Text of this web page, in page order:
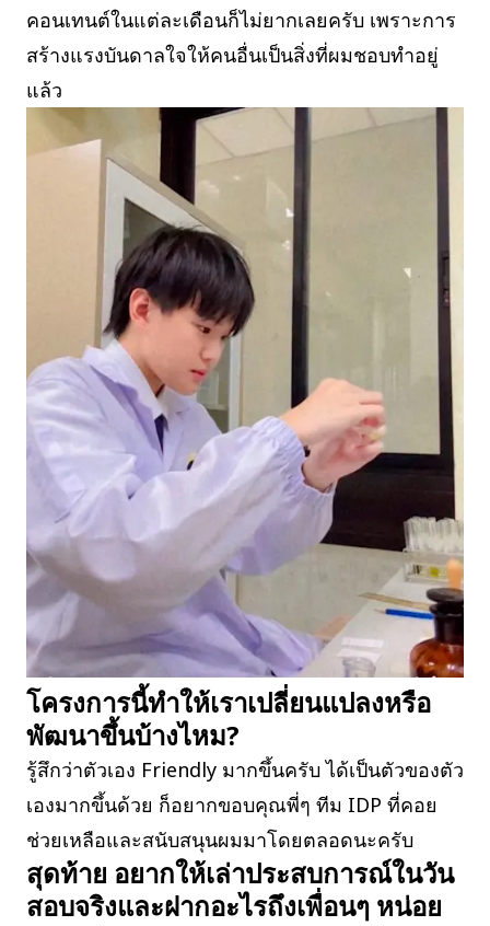
คอนเทนต์ในแต่ละเดือนก็ไม่ยากเลยครับ เพราะการ
สร้างแรงบันดาลใจให้คนอื่นเป็นสิ่งที่ผมชอบทำอยู่
แล้ว
โครงการนี้ทำให้เราเปลี่ยนแปลงหรือ
พัฒนาขึ้นบ้างไหม?
รู้สึกว่าตัวเอง Friendly มากขึ้นครับ ได้เป็นตัวของตัว
เองมากขึ้นด้วย ก็อยากขอบคุณพี่ๆ ทีม IDP ที่คอย
ช่วยเหลือและสนับสนุนผมมาโดยตลอดนะครับ
สุดท้าย อยากให้เล่าประสบการณ์ในวัน
สอบจริงและฝากอะไรถึงเพื่อนๆ หน่อย